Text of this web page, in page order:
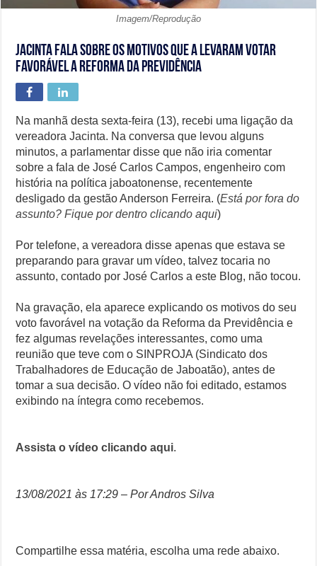
Imagem/Reprodução
Jacinta fala sobre os motivos que a levaram votar
favorável a Reforma da Previdência
Na manhã desta sexta-feira (13), recebi uma ligação da
vereadora Jacinta. Na conversa que levou alguns
minutos, a parlamentar disse que não iria comentar
sobre a fala de José Carlos Campos, engenheiro com
história na política jaboatonense, recentemente
desligado da gestão Anderson Ferreira. (Está por fora do
assunto? Fique por dentro clicando aqui)
Por telefone, a vereadora disse apenas que estava se
preparando para gravar um vídeo, talvez tocaria no
assunto, contado por José Carlos a este Blog, não tocou.
Na gravação, ela aparece explicando os motivos do seu
voto favorável na votação da Reforma da Previdência e
fez algumas revelações interessantes, como uma
reunião que teve com o SINPROJA (Sindicato dos
Trabalhadores de Educação de Jaboatão), antes de
tomar a sua decisão. O vídeo não foi editado, estamos
exibindo na íntegra como recebemos.
Assista o vídeo clicando aqui.
13/08/2021 às 17:29 – Por Andros Silva
Compartilhe essa matéria, escolha uma rede abaixo.